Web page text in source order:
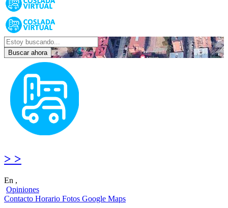
Buscar ahora
> >
En ,
Opiniones
Contacto Horario Fotos Google Maps